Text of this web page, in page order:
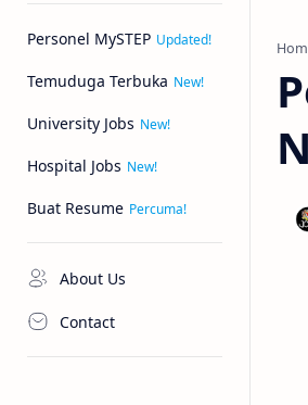
Personel MySTEP
Temuduga Terbuka
University Jobs
Hospital Jobs
Buat Resume
About Us
Contact